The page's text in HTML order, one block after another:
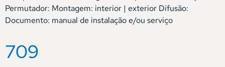
Permutador: Montagem: interior | exterior Difusão:
Documento: manual de instalação e/ou serviço
709